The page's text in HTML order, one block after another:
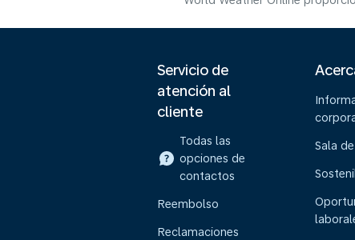
Servicio de
atención al
cliente
Todas las
opciones de
contactos
Reembolso
Reclamaciones
Sala